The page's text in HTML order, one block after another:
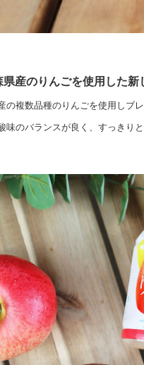
県産のりんごを使用した新
の複数品種のりんごを使用しブ
味のバランスが良く、すっきり